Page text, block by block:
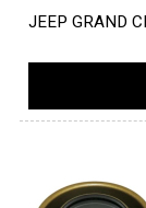
JEEP GRAND